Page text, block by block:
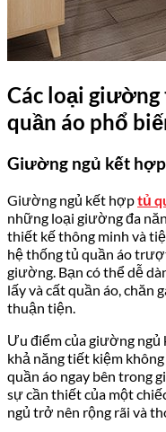
Các loại
quần áo phổ
Giường ngủ kết
Giường ngủ kết hợptủ
những loại giường đa
thiết kế thông minh và
hệ thống tủ quần áo
giường. Bạn có thể dễ
lấy và cất quần áo, chăn
thuận tiện.
Ưu điểm của giường
khả năng tiết kiệm
quần áo ngay bên trong
sự cần thiết của một
ngủ trở nên rộng rãi và